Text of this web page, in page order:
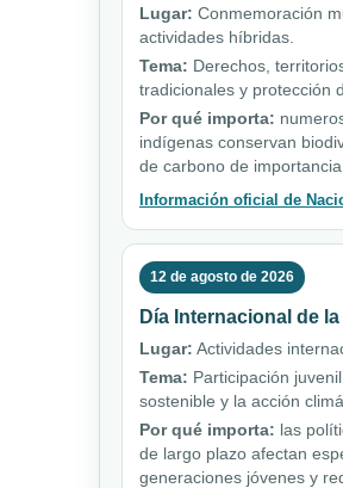
Lugar: Conmemoración
actividades híbridas.
Tema: Derechos,
tradicionales y protección
Por qué importa:
indígenas conservan
de carbono de
Información oficial de
12 de agosto de 2026
Día Internacional de
Lugar: Actividades
Tema: Participación
sostenible y la acción
Por qué importa: las
de largo plazo afectan
generaciones jóvenes y